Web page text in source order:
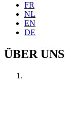
FR
NL
EN
DE
ÜBER UNS